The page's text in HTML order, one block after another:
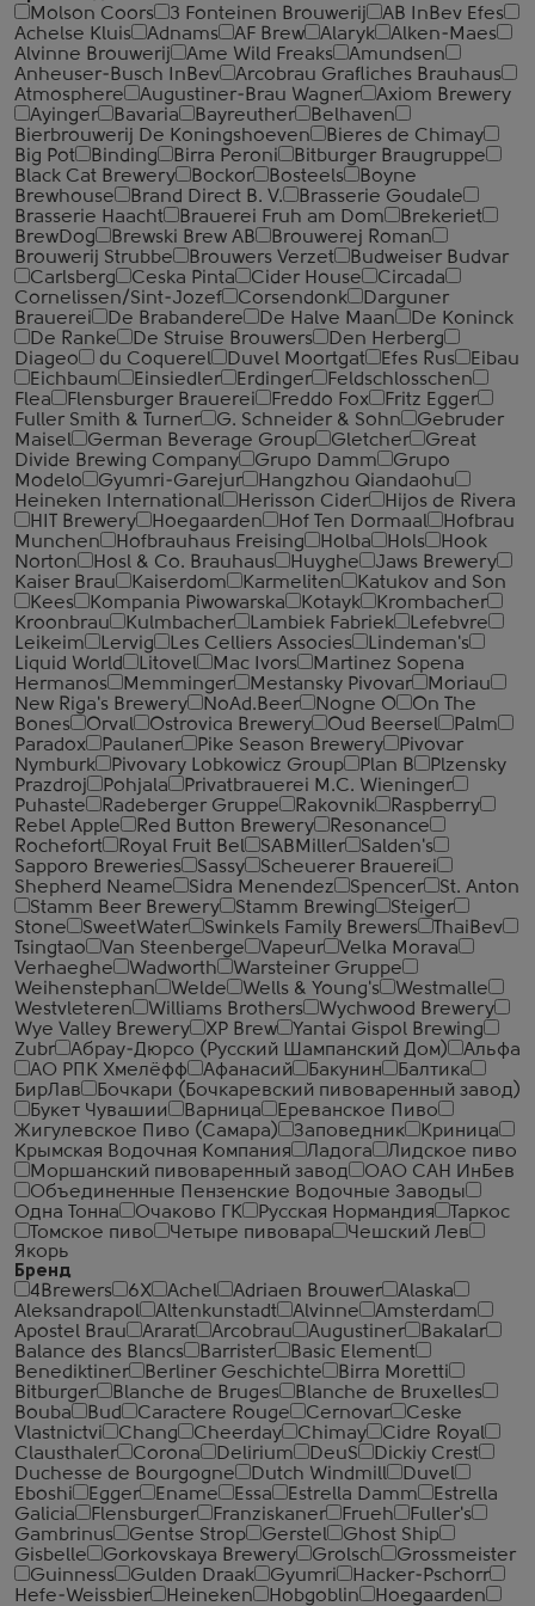
Molson Coors
3 Fonteinen Brouwerij
AB InBev Efes
Achelse Kluis
Adnams AF Brew Alaryk
Alken-Maes
Alvinne Brouwerij
Ame Wild Freaks
Amundsen
Anheuser-Busch InBev
Arcobrau Grafliches Brauhaus
Atmosphere
Augustiner-Brau Wagner
Axiom Brewery
Ayinger
Bavaria Bayreuther
Belhaven
Bierbrouwerij De Koningshoeven
Bieres de Chimay
Big Pot
Binding Birra Peroni
Bitburger Braugruppe
Black Cat Brewery
Bockor Bosteels
Boyne
Brewhouse
Brand Direct B. V.
Brasserie Goudale
Brasserie Haacht
Brauerei Fruh am Dom
Brekeriet
BrewDog
Brewski Brew AB
Brouwerej Roman
Brouwerij Strubbe
Brouwers Verzet
Budweiser Budvar
Carlsberg
Ceska Pinta Cider House
Circada
Cornelissen/Sint-Jozef
Corsendonk
Darguner
Brauerei
De Brabandere De Halve Maan
De Koninck
De Ranke
De Struise Brouwers
Den Herberg
Diageo
du Coquerel Duvel Moortgat Efes Rus
Eibau
Eichbaum
Einsiedler Erdinger
Feldschlosschen
Flea
Flensburger Brauerei Freddo Fox
Fritz Egger
Fuller Smith & Turner
G. Schneider & Sohn
Gebruder
Maisel
German Beverage Group Gletcher
Great
Divide Brewing Company
Grupo Damm
Grupo
Modelo
Gyumri-Garejur
Hangzhou Qiandaohu
Heineken International
Herisson Cider
Hijos de Rivera
HIT Brewery
Hoegaarden Hof Ten Dormaal
Hofbrau
Munchen
Hofbrauhaus Freising Holba Hols
Hook
Norton
Hosl & Co. Brauhaus Huyghe
Jaws Brewery
Kaiser Brau
Kaiserdom Karmeliten
Katukov and Son
Kees
Kompania Piwowarska Kotayk
Krombacher
Kroonbrau
Kulmbacher Lambiek Fabriek
Lefebvre
Leikeim
Lervig Les Celliers Associes
Lindeman's
Liquid World
Litovel Mac Ivors
Martinez Sopena
Hermanos
Memminger Mestansky Pivovar
Moriau
New Riga's Brewery
NoAd.Beer Nogne O
On The
Bones
Orval Ostrovica Brewery Oud Beersel
Palm
Paradox
Paulaner Pike Season Brewery
Pivovar
Nymburk
Pivovary Lobkowicz Group Plan B
Plzensky
Prazdroj
Pohjala
Privatbrauerei M.C. Wieninger
Puhaste
Radeberger Gruppe Rakovnik
Raspberry
Rebel Apple
Red Button Brewery
Resonance
Rochefort
Royal Fruit Bel SABMiller
Salden's
Sapporo Breweries
Sassy
Scheuerer Brauerei
Shepherd Neame
Sidra Menendez Spencer
St. Anton
Stamm Beer Brewery
Stamm Brewing
Steiger
Stone
SweetWater Swinkels Family Brewers
ThaiBev
Tsingtao
Van Steenberge Vapeur
Velka Morava
Verhaeghe
Wadworth
Warsteiner Gruppe
Weihenstephan
Welde Wells & Young's
Westmalle
Westvleteren
Williams Brothers
Wychwood Brewery
Wye Valley Brewery
XP Brew
Yantai Gispol Brewing
Zubr
Абрау-Дюрсо (Русский Шампанский Дом)
Альфа
АО РПК Хмелёфф
Афанасий Бакунин
Балтика
БирЛав
Бочкари (Бочкаревский пивоваренный завод)
Букет Чувашии
Варница
Ереванское Пиво
Жигулевское Пиво (Самара)
Заповедник
Криница
Крымская Водочная Компания
Ладога
Лидское пиво
Моршанский пивоваренный завод
ОАО САН ИнБев
Объединенные Пензенские Водочные Заводы
Одна Тонна
Очаково ГК Русская Нормандия
Таркос
Томское пиво
Четыре пивовара
Чешский Лев
Якорь
Бренд
4Brewers
6X Achel Adriaen Brouwer
Alaska
Aleksandrapol
Altenkunstadt Alvinne
Amsterdam
Apostel Brau
Ararat Arcobrau Augustiner
Bakalar
Balance des Blancs
Barrister
Basic Element
Benediktiner
Berliner Geschichte
Birra Moretti
Bitburger
Blanche de Bruges
Blanche de Bruxelles
Bouba
Bud Caractere Rouge Cernovar
Ceske
Vlastnictvi
Chang Cheerday Chimay
Cidre Royal
Clausthaler
Corona Delirium DeuS
Dickiy Crest
Duchesse de Bourgogne
Dutch Windmill
Duvel
Eboshi
Egger Ename Essa Estrella Damm
Estrella
Galicia
Flensburger Franziskaner Frueh
Fuller's
Gambrinus
Gentse Strop Gerstel
Ghost Ship
Gisbelle
Gorkovskaya Brewery Grolsch
Grossmeister
Guinness
Gulden Draak Gyumri
Hacker-Pschorr
Hefe-Weissbier
Heineken Hobgoblin
Hoegaarden